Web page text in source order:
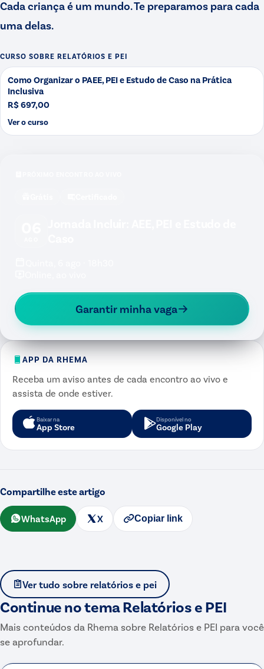
Cada criança é um mundo. Te preparamos para cada
uma delas.
CURSO SOBRE RELATÓRIOS E PEI
Como Organizar o PAEE, PEI e Estudo de Caso na Prática
Inclusiva
R$ 697,00
Ver o curso
Garantir minha vaga
APP DA RHEMA
Receba um aviso antes de cada encontro ao vivo e
assista de onde estiver.
Baixar na
App Store
Disponível no
Google Play
Compartilhe este artigo
WhatsApp X Copiar link
Ver tudo sobre relatórios e pei
Continue no temaRelatórios e PEI
Mais conteúdos da Rhema sobre Relatórios e PEI para você
se aprofundar.